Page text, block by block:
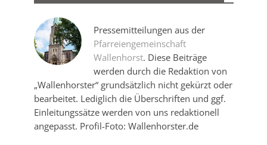
Pressemitteilungen aus der
Pfarreiengemeinschaft
Wallenhorst. Diese Beiträge
werden durch die Redaktion von
„Wallenhorster“ grundsätzlich nicht gekürzt oder
bearbeitet. Lediglich die Überschriften und ggf.
Einleitungssätze werden von uns redaktionell
angepasst. Profil-Foto: Wallenhorster.de